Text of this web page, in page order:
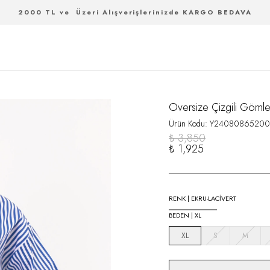
2000 TL ve Üzeri Alışverişlerinizde KARGO BEDAVA
Oversize Çizgili
Ürün Kodu:
₺ 3,850
₺ 1,925
RENK | EKRU-LACİVERT
BEDEN | XL
XL S M